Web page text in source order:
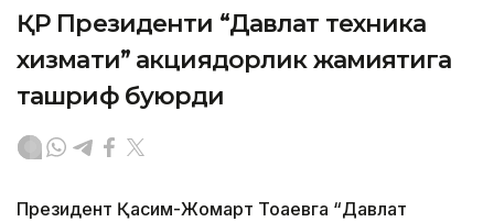
ҚР Президенти “Давлат техника
хизмати” акциядорлик жамиятига
ташриф буюрди
Президент Қасим-Жомарт Тоқаевга “Давлат